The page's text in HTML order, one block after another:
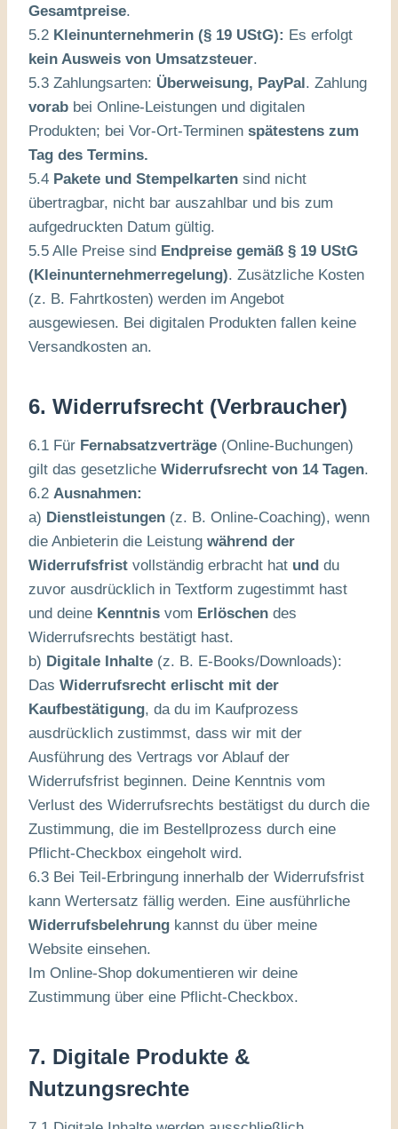
Gesamtpreise.
5.2 Kleinunternehmerin (§ 19 UStG): Es erfolgt
kein Ausweis von Umsatzsteuer.
5.3 Zahlungsarten: Überweisung, PayPal . Zahlung
vorab bei Online-Leistungen und digitalen
Produkten; bei Vor-Ort-Terminen spätestens zum
Tag des Termins.
5.4 Pakete und Stempelkarten sind nicht
übertragbar, nicht bar auszahlbar und bis zum
aufgedruckten Datum gültig.
5.5 Alle Preise sind Endpreise gemäß § 19 UStG
(Kleinunternehmerregelung). Zusätzliche Kosten
(z. B. Fahrtkosten) werden im Angebot
ausgewiesen. Bei digitalen Produkten fallen keine
Versandkosten an.
6. Widerrufsrecht (Verbraucher)
6.1 Für Fernabsatzverträge (Online-Buchungen)
gilt das gesetzliche Widerrufsrecht von 14 Tagen.
6.2 Ausnahmen:
a) Dienstleistungen (z. B. Online-Coaching), wenn
die Anbieterin die Leistung während der
Widerrufsfrist vollständig erbracht hat und du
zuvor ausdrücklich in Textform zugestimmt hast
und deine Kenntnis vom Erlöschen des
Widerrufsrechts bestätigt hast.
b) Digitale Inhalte (z. B. E-Books/Downloads):
Das Widerrufsrecht erlischt mit der
Kaufbestätigung, da du im Kaufprozess
ausdrücklich zustimmst, dass wir mit der
Ausführung des Vertrags vor Ablauf der
Widerrufsfrist beginnen. Deine Kenntnis vom
Verlust des Widerrufsrechts bestätigst du durch die
Zustimmung, die im Bestellprozess durch eine
Pflicht-Checkbox eingeholt wird.
6.3 Bei Teil-Erbringung innerhalb der Widerrufsfrist
kann Wertersatz fällig werden. Eine ausführliche
Widerrufsbelehrung kannst du über meine
Website einsehen.
Im Online-Shop dokumentieren wir deine
Zustimmung über eine Pflicht-Checkbox.
7. Digitale Produkte &
Nutzungsrechte